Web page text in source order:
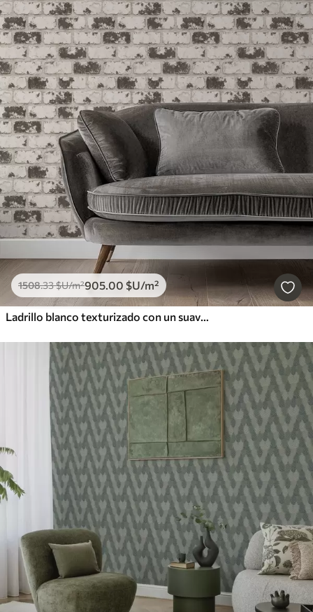
1508.33$U/m²905.00 $U/m²
Ladrillo blanco texturizado con un suave efecto desgastado grisáceo